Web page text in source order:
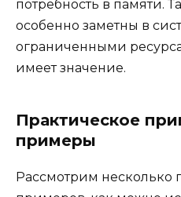
потребность в памяти.
особенно заметны в
ограниченными
имеет значение.
Практическое
примеры
Рассмотрим несколько